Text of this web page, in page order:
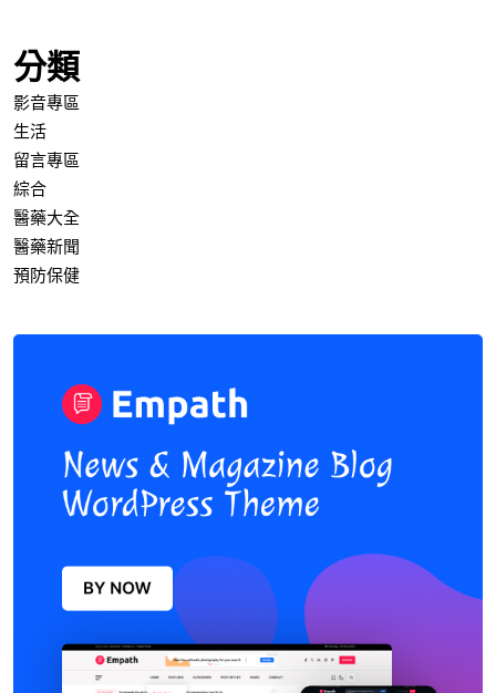
分類
影音專區
生活
留言專區
綜合
醫藥大全
醫藥新聞
預防保健